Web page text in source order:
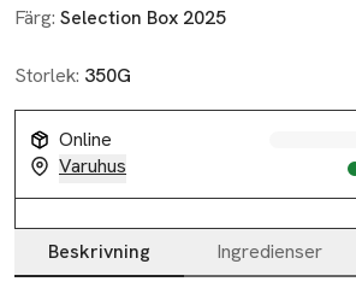
Färg: Selection Box 2025
Storlek: 350G
Online
Varuhus
Beskrivning Ingredienser